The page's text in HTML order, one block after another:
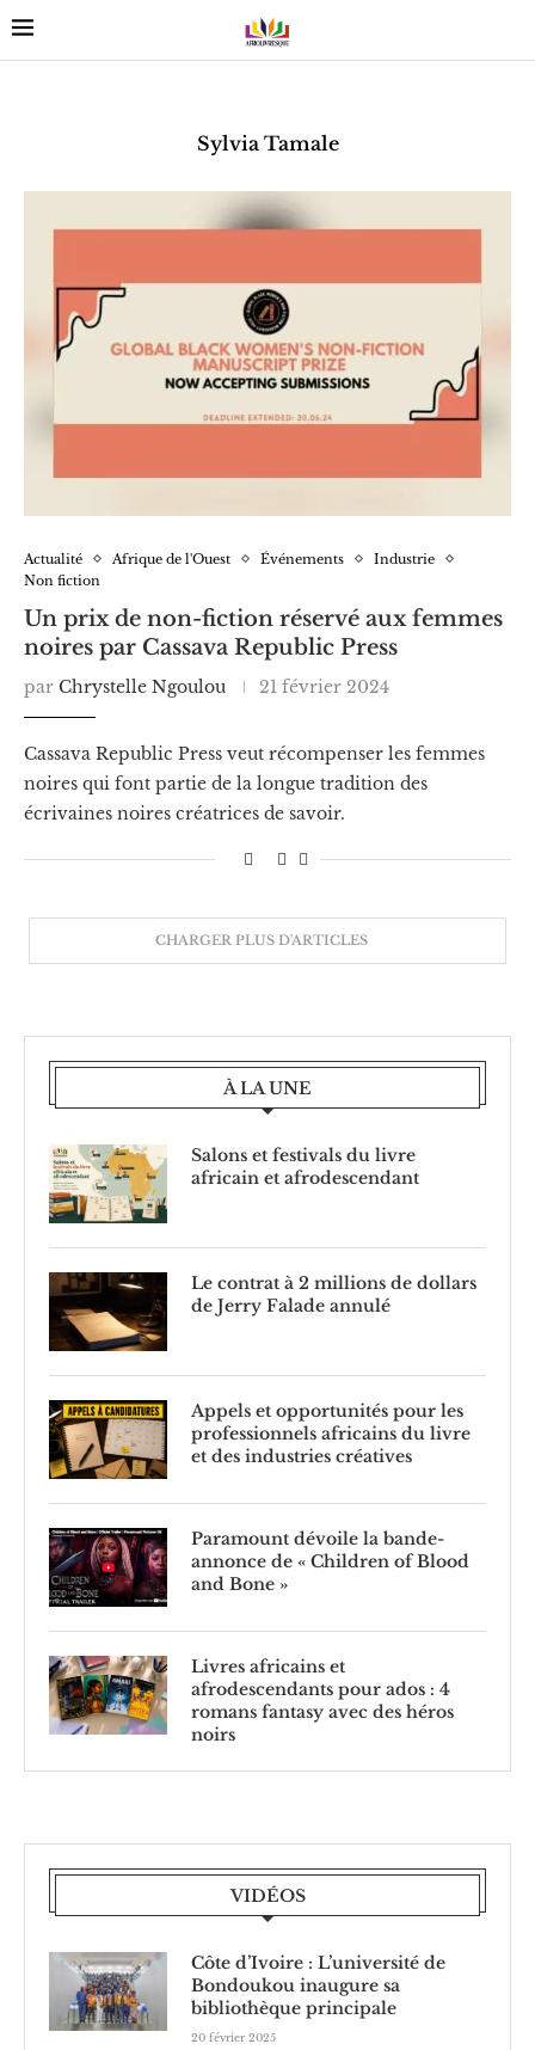
Sylvia Tamale
Actualité Afrique de l'Ouest Événements
Industrie
Non fiction
Un prix de non-fiction réservé aux femmes
noires par Cassava Republic Press
par Chrystelle Ngoulou 21 février 2024
Cassava Republic Press veut récompenser les femmes
noires qui font partie de la longue tradition des
écrivaines noires créatrices de savoir.
CHARGER PLUS D'ARTICLES
À LA UNE
Salons et festivals du livre
africain et afrodescendant
Le contrat à 2 millions de dollars
de Jerry Falade annulé
Appels et opportunités pour les
professionnels africains du livre
et des industries créatives
Paramount dévoile la bande-
annonce de « Children of Blood
and Bone »
Livres africains et
afrodescendants pour ados : 4
romans fantasy avec des héros
noirs
VIDÉOS
Côte d’Ivoire : L’université de
Bondoukou inaugure sa
bibliothèque principale
20 février 2025